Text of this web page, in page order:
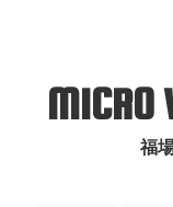
MICRO
福